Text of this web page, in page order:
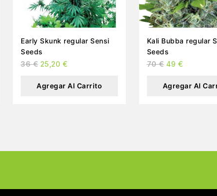
Early Skunk regular Sensi
Seeds
36€ 25,20 €
Agregar Al Carrito
Kali Bubba regular Serious
Seeds
70€ 49 €
Agregar Al